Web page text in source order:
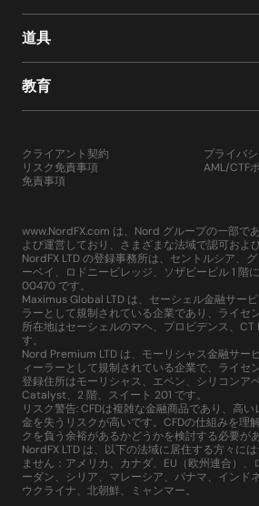
道具
教育
クライアント契約
リスク免責事項
免責事項
プライバ
AML/CTF
www.NordFX.com は、Nord グループの一部で
よび運営しており、さまざまな法域で認可およ
NordFX LTD の登録事務所は、セントルシア、
ーベイ、ロドニービレッジ、ソザビービル 1 階
00470 です。
Maximus Global LTD は、セーシェル金融サー
ラーとして規制されている企業であり、ライセ
所在地はセーシェルのマヘ、プロビデンス、
す。
Nord Premium LTD は、モーリシャス金融サー
ィーラーとして規制されている企業で、ライセ
登録住所はモーリシャス、エベン、シリコンア
Catalyst、2 階、スイート 201 です。
リスク警告: CFDは複雑な金融商品であり、高
金を失うリスクが高いです。CFDの仕組みを理
クを負う余裕があるかどうかを検討する必要があ
NordFX LTD は、以下の法域に居住する方々に
ません：アメリカ、カナダ、EU（欧州連合）、
ーダン、シリア、マレーシア、パナマ、インド
ウクライナ、北朝鮮、ミャンマー。